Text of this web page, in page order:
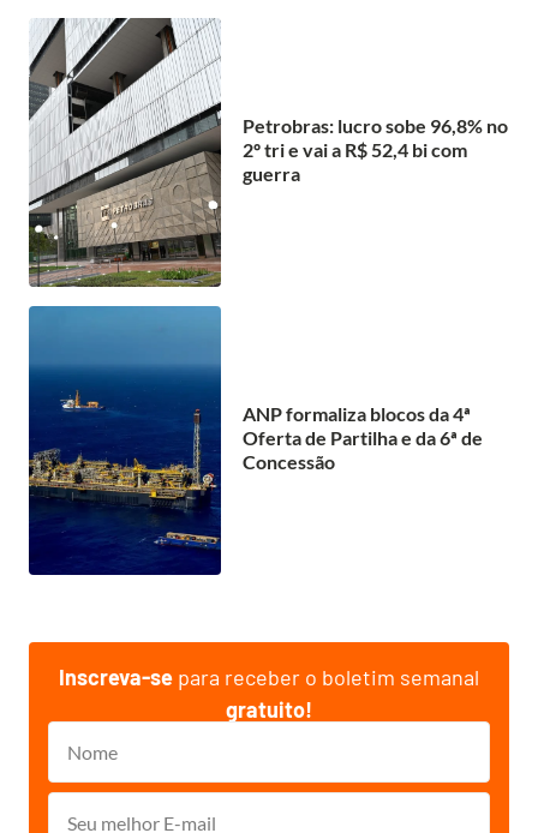
Petrobras: lucro sobe 96,8% no
2º tri e vai a R$ 52,4 bi com
guerra
ANP formaliza blocos da 4ª
Oferta de Partilha e da 6ª de
Concessão
Inscreva-se para receber o boletim semanal
gratuito!